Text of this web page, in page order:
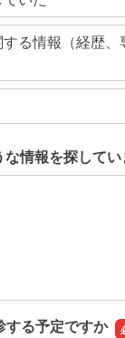
る情報（経歴、
情報を探して
情報を探してい
する予定ですか